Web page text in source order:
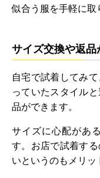
似合う服を手軽に取
サイズ交換や返
自宅で試着してみ
っていたスタイル
品ができます。
サイズに心配があ
す。お店で試着す
いというのもメリッ